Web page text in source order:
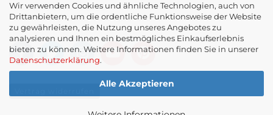
Wir verwenden Cookies und ähnliche Technologien, auch von
Drittanbietern, um die ordentliche Funktionsweise der Website
zu gewährleisten, die Nutzung unseres Angebotes zu
analysieren und Ihnen ein bestmögliches Einkaufserlebnis
bieten zu können. Weitere Informationen finden Sie in unserer
Datenschutzerklärung.
Alle Akzeptieren
Telefon +43 664 3 48 63 28
E-Mail:office@schwanthaler-galerie.at